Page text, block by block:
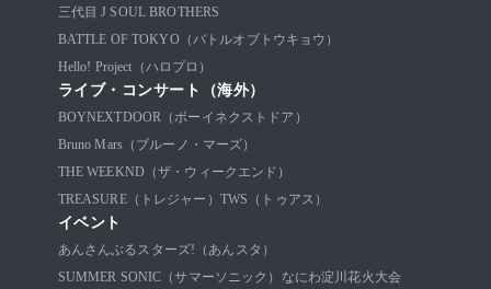
三代目 J SOUL BROTHERS
BATTLE OF TOKYO（バトルオブトウキョウ）
Hello! Project（ハロプロ）
ライブ・コンサート（海外）
BOYNEXTDOOR（ボーイネクストドア）
Bruno Mars（ブルーノ・マーズ）
THE WEEKND（ザ・ウィークエンド）
TREASURE（トレジャー） TWS（トゥアス）
イベント
あんさんぶるスターズ!（あんスタ）
SUMMER SONIC（サマーソニック） なにわ淀川花火大会